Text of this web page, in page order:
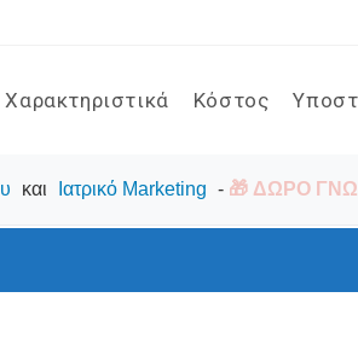
και Ιατρικό Marketing - 🎁 ΔΩΡΟ
Χαρακτηριστικά Κόστος